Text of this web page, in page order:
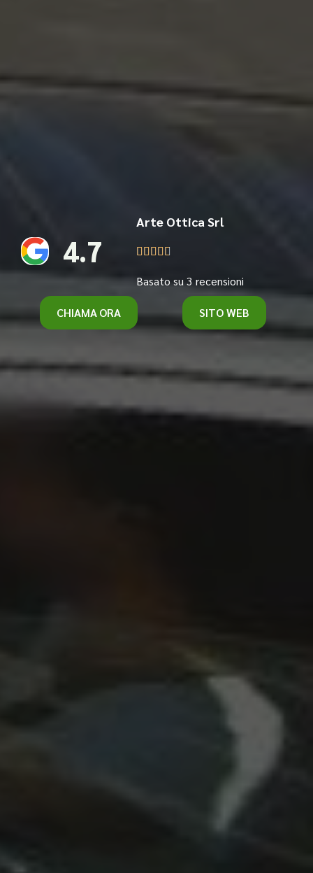
4.7
Arte Ottica Srl
    
Basato su 3 recensioni
CHIAMA ORA SITO WEB